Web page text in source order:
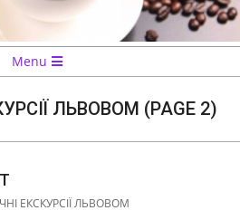
Menu
ЛЬВОВОМ (PAGE 2)
ЕКСКУРСІЇ ЛЬВОВОМ